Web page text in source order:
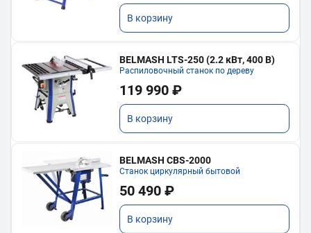
В корзину
BELMASH LTS-250 (2.2 кВт, 400 В)
Распиловочный станок по дереву
119 990 ₽
В корзину
BELMASH CBS-2000
Станок циркулярный бытовой
50 490 ₽
В корзину